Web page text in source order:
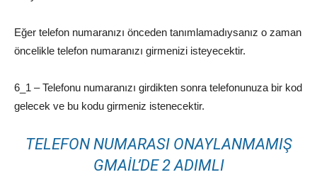
Eğer telefon numaranızı önceden tanımlamadıysanız o zaman
öncelikle telefon numaranızı girmenizi isteyecektir.
6_1 – Telefonu numaranızı girdikten sonra telefonunuza bir kod
gelecek ve bu kodu girmeniz istenecektir.
TELEFON NUMARASI ONAYLANMAMIŞ
GMAIL’DE 2 ADIMLI